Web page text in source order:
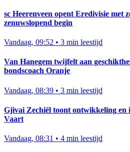
sc Heerenveen opent Eredivisie met
zenuwslopend begin
Vandaag, 09:52 • 3 min leestijd
Van Hanegem twijfelt aan
bondscoach Oranje
Vandaag, 08:39 • 3 min leestijd
Gjivai Zechiël toont ontwikkeling
Vaart
Vandaag, 08:31 • 4 min leestijd